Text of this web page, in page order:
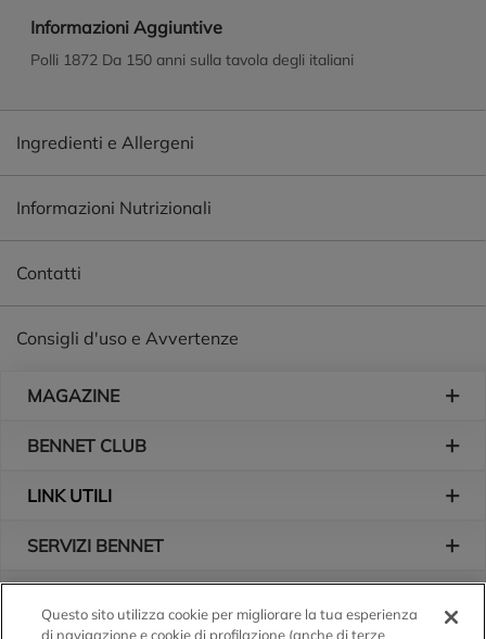
Informazioni Aggiuntive
Polli 1872 Da 150 anni sulla tavola degli italiani
Ingredienti e Allergeni
Informazioni Nutrizionali
Contatti
Consigli d'uso e Avvertenze
MAGAZINE
BENNET CLUB
LINK UTILI
SERVIZI BENNET
Questo sito utilizza cookie per migliorare la tua esperienza
di navigazione e cookie di profilazione (anche di terze